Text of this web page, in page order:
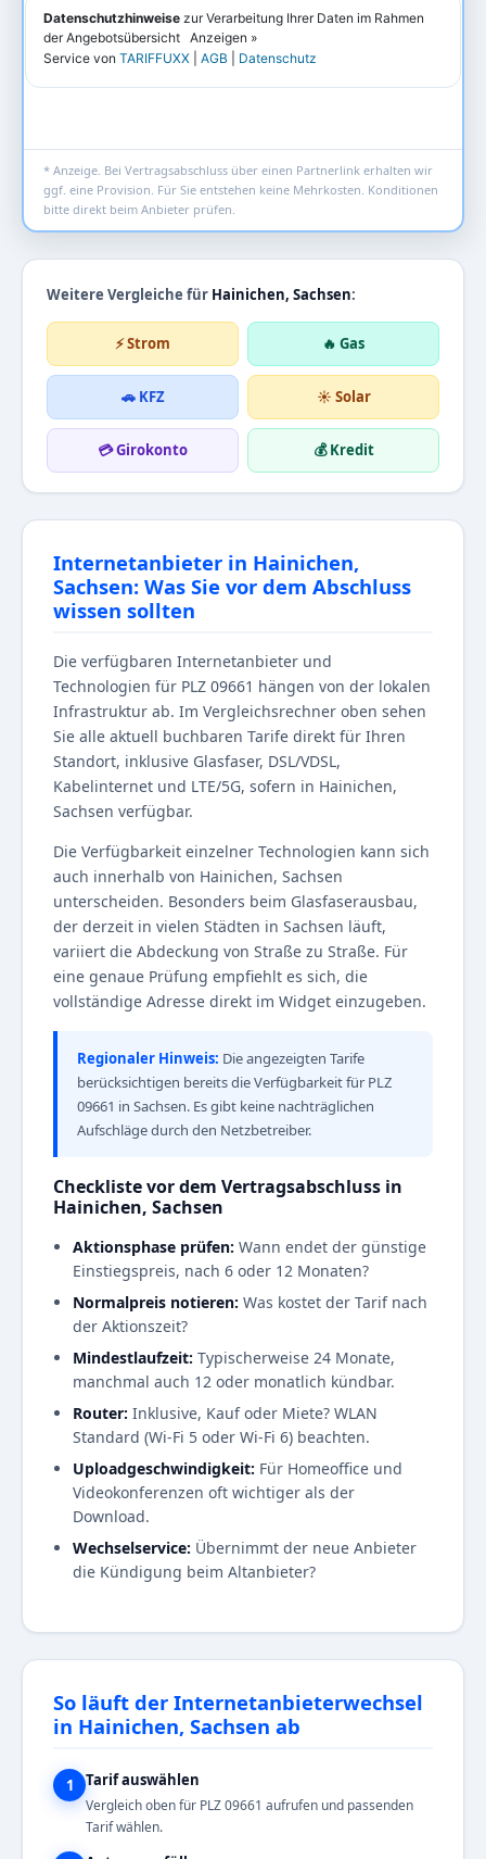
* Anzeige. Bei Vertragsabschluss über einen Partnerlink erhalten wir
ggf. eine Provision. Für Sie entstehen keine Mehrkosten. Konditionen
bitte direkt beim Anbieter prüfen.
Weitere Vergleiche für Hainichen, Sachsen:
⚡ Strom 🔥 Gas
🚗 KFZ ☀️ Solar
💳 Girokonto 💰 Kredit
Internetanbieter in Hainichen,
Sachsen: Was Sie vor dem Abschluss
wissen sollten
Die verfügbaren Internetanbieter und
Technologien für PLZ 09661 hängen von der lokalen
Infrastruktur ab. Im Vergleichsrechner oben sehen
Sie alle aktuell buchbaren Tarife direkt für Ihren
Standort, inklusive Glasfaser, DSL/VDSL,
Kabelinternet und LTE/5G, sofern in Hainichen,
Sachsen verfügbar.
Die Verfügbarkeit einzelner Technologien kann sich
auch innerhalb von Hainichen, Sachsen
unterscheiden. Besonders beim Glasfaserausbau,
der derzeit in vielen Städten in Sachsen läuft,
variiert die Abdeckung von Straße zu Straße. Für
eine genaue Prüfung empfiehlt es sich, die
vollständige Adresse direkt im Widget einzugeben.
Regionaler Hinweis: Die angezeigten Tarife
berücksichtigen bereits die Verfügbarkeit für PLZ
09661 in Sachsen. Es gibt keine nachträglichen
Aufschläge durch den Netzbetreiber.
Checkliste vor dem Vertragsabschluss in
Hainichen, Sachsen
Aktionsphase prüfen: Wann endet der günstige
Einstiegspreis, nach 6 oder 12 Monaten?
Normalpreis notieren: Was kostet der Tarif nach
der Aktionszeit?
Mindestlaufzeit: Typischerweise 24 Monate,
manchmal auch 12 oder monatlich kündbar.
Router: Inklusive, Kauf oder Miete? WLAN
Standard (Wi-Fi 5 oder Wi-Fi 6) beachten.
Uploadgeschwindigkeit: Für Homeoffice und
Videokonferenzen oft wichtiger als der
Download.
Wechselservice: Übernimmt der neue Anbieter
die Kündigung beim Altanbieter?
So läuft der Internetanbieterwechsel
in Hainichen, Sachsen ab
1 Tarif auswählen
Vergleich oben für PLZ 09661 aufrufen und passenden
Tarif wählen.